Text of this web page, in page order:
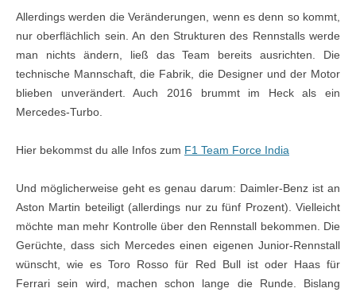
Allerdings werden die Veränderungen, wenn es denn so kommt,
nur oberflächlich sein. An den Strukturen des Rennstalls werde
man nichts ändern, ließ das Team bereits ausrichten. Die
technische Mannschaft, die Fabrik, die Designer und der Motor
blieben unverändert. Auch 2016 brummt im Heck als ein
Mercedes-Turbo.
Hier bekommst du alle Infos zum F1 Team Force India
Und möglicherweise geht es genau darum: Daimler-Benz ist an
Aston Martin beteiligt (allerdings nur zu fünf Prozent). Vielleicht
möchte man mehr Kontrolle über den Rennstall bekommen. Die
Gerüchte, dass sich Mercedes einen eigenen Junior-Rennstall
wünscht, wie es Toro Rosso für Red Bull ist oder Haas für
Ferrari sein wird, machen schon lange die Runde. Bislang